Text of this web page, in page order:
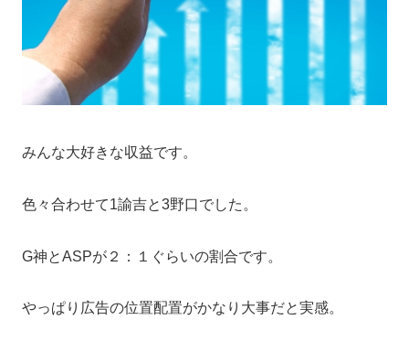
みんな大好きな収益です。
色々合わせて1諭吉と3野口でした。
G神とASPが２：１ぐらいの割合です。
やっぱり広告の位置配置がかなり大事だと実感。